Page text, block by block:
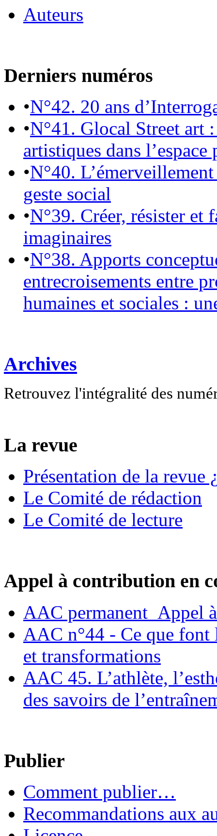
Auteurs
Derniers numéros
•N°42. 20 ans
•N°41. Glocal Street art
artistiques dans l’espace
•N°40.
geste social
•N°39. Créer, résister et
imaginaires
•N°38. Apports
entrecroisements entre
humaines et sociales :
Archives
Retrouvez l'intégralité des
La revue
Présentation de la revue
Le Comité de rédaction
Le Comité de lecture
Appel à contribution en
AAC permanent_Appel
AAC n°44 - Ce que font
et transformations
AAC 45. L’athlète,
des savoirs de
Publier
Comment publier…
Recommandations aux